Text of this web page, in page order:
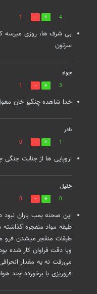
4
1
بی شرف ها، روزی میرسه
سرتون
جواد
3
1
خدا شاهده چنگیز خان
نادر
1
0
اروپایی ها از جنایت جنگی
خلیل
0
0
این صحنه بمب باران نبود
طبقه مواد منفجره
طبقات منفجر میشدن فرو
وبا دقت فراوان کار شده
می‌رفت نه یه مقدار
فروریزی با برخورده چند